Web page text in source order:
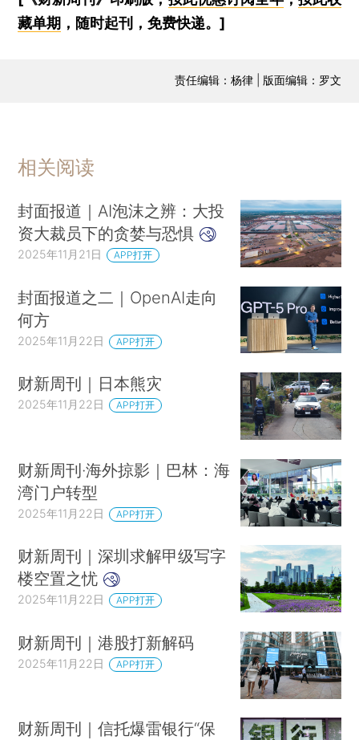
藏单期 ，随时起刊，免费快递。]
责任编辑：杨律 | 版面编辑：罗文
相关阅读
封面报道｜AI泡沫之辨：大投
资大裁员下的贪婪与恐惧
2025年11月21日 APP打开
封面报道之二｜OpenAI走向
何方
2025年11月22日 APP打开
财新周刊｜日本熊灾
2025年11月22日 APP打开
财新周刊·海外掠影｜巴林：海
湾门户转型
2025年11月22日 APP打开
财新周刊｜深圳求解甲级写字
楼空置之忧
2025年11月22日 APP打开
财新周刊｜港股打新解码
2025年11月22日 APP打开
财新周刊｜信托爆雷银行“保